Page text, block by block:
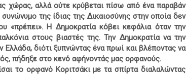
χώρας, αλλά ούτε κρύβεται πίσω από ένα παραβάν
της ίδιας της Δικαιοσύνης στην οποία δεν
«πρέπει». Η Δημοκρατία κόβει κεφάλια όταν την
στους βιαστές της. Την Δημοκρατία να την
διότι ξυπνώντας ένα πρωί και βλέποντας να
πήδηξε στο κενό αφήνοντάς μας ορφανούς.
το ορφανό Κοριτσάκι με τα σπίρτα διαλαλώντας